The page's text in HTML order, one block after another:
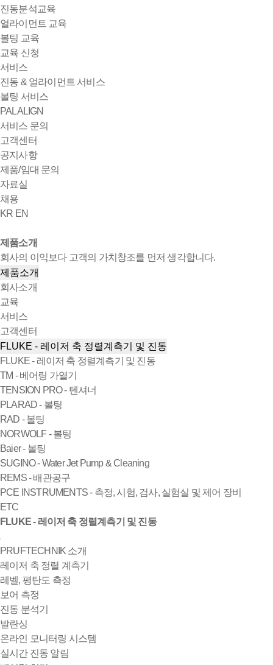
진동분석교육
얼라이먼트 교육
볼팅 교육
교육 신청
서비스
진동 & 얼라이먼트 서비스
볼팅 서비스
PALALIGN
서비스 문의
고객센터
공지사항
제품/임대 문의
자료실
채용
KR EN
제품소개
회사의 이익보다 고객의 가치창조를 먼저 생각합니다.
제품소개
회사소개
교육
서비스
고객센터
FLUKE - 레이저 축 정렬계측기 및 진동
FLUKE - 레이저 축 정렬계측기 및 진동
TM - 베어링 가열기
TENSION PRO - 텐셔너
PLARAD - 볼팅
RAD - 볼팅
NORWOLF - 볼팅
Baier - 볼팅
SUGINO - Water Jet Pump & Cleaning
REMS - 배관공구
PCE INSTRUMENTS - 측정, 시험, 검사, 실험실 및 제어 장비
ETC
FLUKE - 레이저 축 정렬계측기 및 진동
PRUFTECHNIK 소개
레이저 축 정렬 계측기
레벨, 평탄도 측정
보어 측정
진동 분석기
발란싱
온라인 모니터링 시스템
실시간 진동 알림